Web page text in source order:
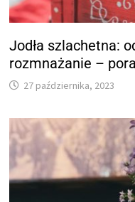
Jodła szlachetna:
rozmnażanie –
27 października, 2023